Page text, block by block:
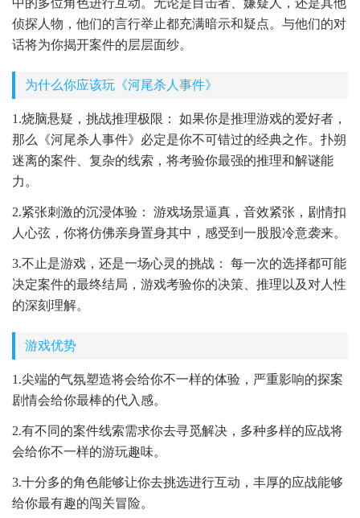
中的多位角色进行互动。无论是目击者、嫌疑人，还是其他
侦探人物，他们的言行举止都充满暗示和疑点。与他们的对
话将为你揭开案件的层层面纱。
为什么你应该玩《河尾杀人事件》
1.烧脑悬疑，挑战推理极限： 如果你是推理游戏的爱好者，
那么《河尾杀人事件》必定是你不可错过的经典之作。扑朔
迷离的案件、复杂的线索，将考验你最强的推理和解谜能
力。
2.紧张刺激的沉浸体验： 游戏场景逼真，音效紧张，剧情扣
人心弦，你将仿佛亲身置身其中，感受到一股股冷意袭来。
3.不止是游戏，还是一场心灵的挑战： 每一次的选择都可能
决定案件的最终结局，游戏考验你的决策、推理以及对人性
的深刻理解。
游戏优势
1.尖端的气氛塑造将会给你不一样的体验，严重影响的探案
剧情会给你最棒的代入感。
2.有不同的案件线索需求你去寻觅解决，多种多样的应战将
会给你不一样的游玩趣味。
3.十分多的角色能够让你去挑选进行互动，丰厚的应战能够
给你最有趣的闯关冒险。